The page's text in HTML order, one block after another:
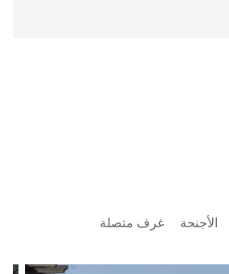
الأجنحة غرف متصلة